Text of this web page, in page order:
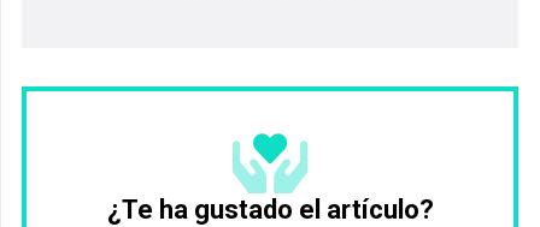
¿Te ha gustado el artículo?